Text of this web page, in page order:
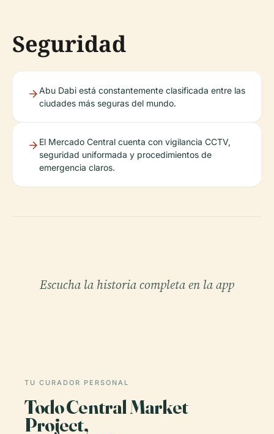
Seguridad
Abu Dabi está constantemente clasificada entre las
ciudades más seguras del mundo.
El Mercado Central cuenta con vigilancia CCTV,
seguridad uniformada y procedimientos de
emergencia claros.
Escucha la historia completa en la app
TU CURADOR PERSONAL
Todo Central Market
Project,